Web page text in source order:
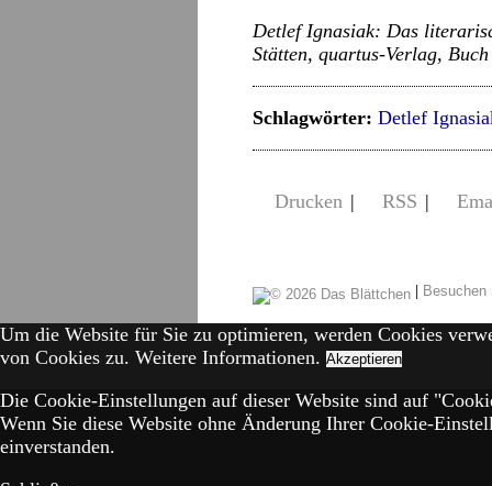
Detlef Ignasiak: Das
Stätten, quartus-Verlag,
Schlagwörter: Detlef
Drucken | RSS |
|
Um die Website für Sie zu optimieren, werden Cookies
von Cookies zu. Weitere Informationen. Akzeptieren
Die Cookie-Einstellungen auf dieser Website sind auf
Wenn Sie diese Website ohne Änderung Ihrer Cookie-
einverstanden.